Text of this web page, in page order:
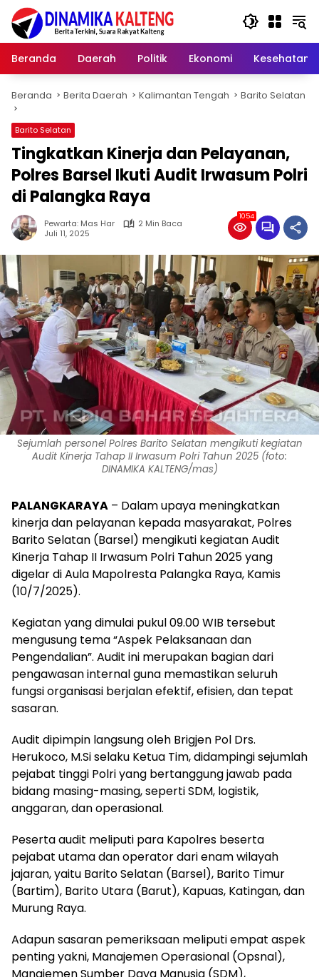
Langsung
konten
Beranda
Daerah Politik Ekonomi Kesehatan
Beranda Berita Daerah Kalimantan Tengah Barito Selatan
Barito Selatan
Tingkatkan Kinerja dan Pelayanan,
Polres Barsel Ikuti Audit Irwasum Polri
di Palangka Raya
Pewarta: Mas Har
2 Min Baca
Juli 11, 2025
1054
Sejumlah personel Polres Barito Selatan mengikuti kegiatan
Audit Kinerja Tahap II Irwasum Polri Tahun 2025 (foto:
DINAMIKA KALTENG/mas)
PALANGKARAYA – Dalam upaya meningkatkan
kinerja dan pelayanan kepada masyarakat, Polres
Barito Selatan (Barsel) mengikuti kegiatan Audit
Kinerja Tahap II Irwasum Polri Tahun 2025 yang
digelar di Aula Mapolresta Palangka Raya, Kamis
(10/7/2025).
Kegiatan yang dimulai pukul 09.00 WIB tersebut
mengusung tema “Aspek Pelaksanaan dan
Pengendalian”. Audit ini merupakan bagian dari
pengawasan internal guna memastikan seluruh
fungsi organisasi berjalan efektif, efisien, dan tepat
sasaran.
Audit dipimpin langsung oleh Brigjen Pol Drs.
Herukoco, M.Si selaku Ketua Tim, didampingi sejumlah
pejabat tinggi Polri yang bertanggung jawab pada
bidang masing-masing, seperti SDM, logistik,
anggaran, dan operasional.
Peserta audit meliputi para Kapolres beserta
pejabat utama dan operator dari enam wilayah
jajaran, yaitu Barito Selatan (Barsel), Barito Timur
(Bartim), Barito Utara (Barut), Kapuas, Katingan, dan
Murung Raya.
Adapun sasaran pemeriksaan meliputi empat aspek
penting yakni, Manajemen Operasional (Opsnal),